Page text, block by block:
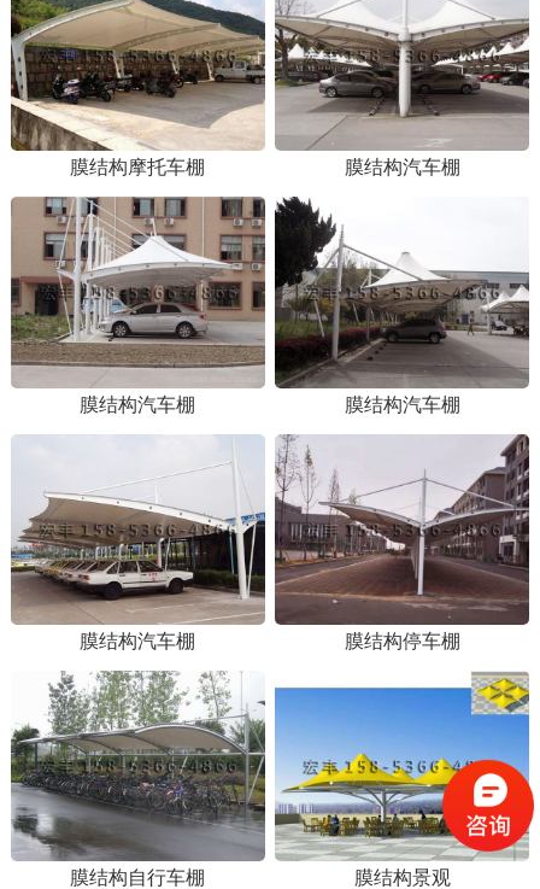
1 2
膜结构摩托车棚 膜结构汽车棚
膜结构汽车棚 膜结构汽车棚
膜结构汽车棚 膜结构停车棚
膜结构自行车棚 膜结构景观